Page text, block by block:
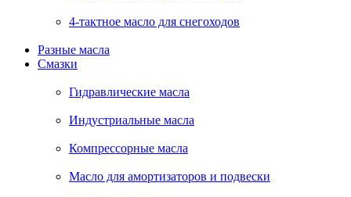
4-тактное масло для снегоходов
Разные масла
Смазки
Гидравлические масла
Индустриальные масла
Компрессорные масла
Масло для амортизаторов и подвески